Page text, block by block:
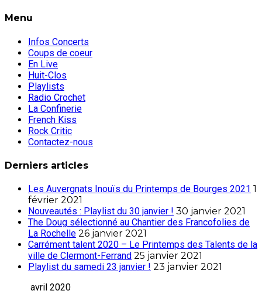
Menu
Infos Concerts
Coups de coeur
En Live
Huit-Clos
Playlists
Radio Crochet
La Confinerie
French Kiss
Rock Critic
Contactez-nous
Derniers articles
Les Auvergnats Inouïs du Printemps de Bourges 2021 1
février 2021
Nouveautés : Playlist du 30 janvier ! 30 janvier 2021
The Doug sélectionné au Chantier des Francofolies de
La Rochelle 26 janvier 2021
Carrément talent 2020 – Le Printemps des Talents de la
ville de Clermont-Ferrand 25 janvier 2021
Playlist du samedi 23 janvier ! 23 janvier 2021
avril 2020